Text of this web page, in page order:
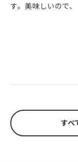
す。美味しいので
すべ